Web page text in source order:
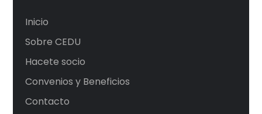
Inicio
Sobre CEDU
Hacete socio
Convenios y Beneficios
Contacto